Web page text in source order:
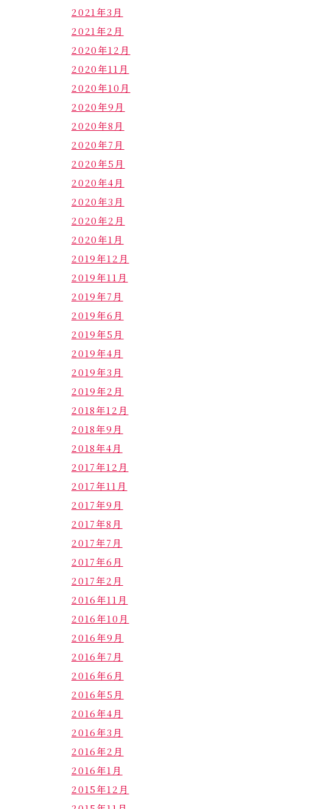
2021年3月
2021年2月
2020年12月
2020年11月
2020年10月
2020年9月
2020年8月
2020年7月
2020年5月
2020年4月
2020年3月
2020年2月
2020年1月
2019年12月
2019年11月
2019年7月
2019年6月
2019年5月
2019年4月
2019年3月
2019年2月
2018年12月
2018年9月
2018年4月
2017年12月
2017年11月
2017年9月
2017年8月
2017年7月
2017年6月
2017年2月
2016年11月
2016年10月
2016年9月
2016年7月
2016年6月
2016年5月
2016年4月
2016年3月
2016年2月
2016年1月
2015年12月